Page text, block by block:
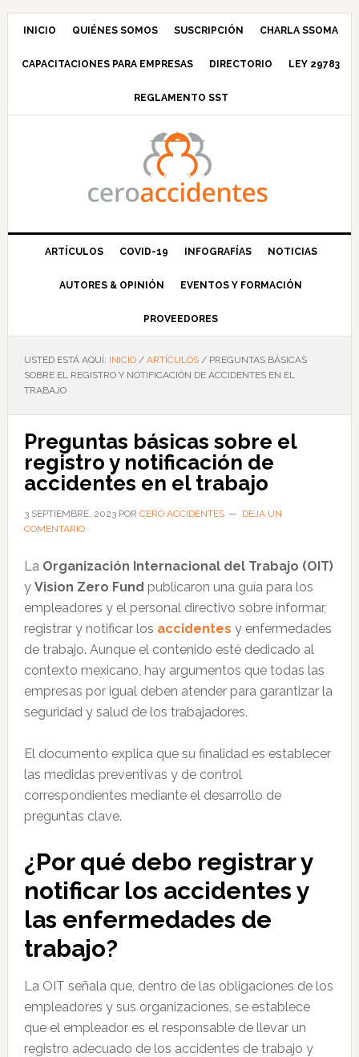
Saltar
navegación
Saltar
principal
Saltar
barra
principal
Saltar
INICIO QUIÉNES SOMOS SUSCRIPCIÓN CHARLA SSOMA
CAPACITACIONES PARA EMPRESAS DIRECTORIO LEY 29783
REGLAMENTO SST
ARTÍCULOS COVID-19 INFOGRAFÍAS NOTICIAS
AUTORES & OPINIÓN EVENTOS Y FORMACIÓN
PROVEEDORES
USTED ESTÁ AQUÍ: INICIO / ARTÍCULOS /PREGUNTAS BÁSICAS
SOBRE EL REGISTRO Y NOTIFICACIÓN DE ACCIDENTES EN EL
TRABAJO
Preguntas básicas sobre el
registro y notificación de
accidentes en el trabajo
3 SEPTIEMBRE, 2023POR CERO ACCIDENTES
DEJA UN
COMENTARIO
La Organización Internacional del Trabajo (OIT)
y Vision Zero Fund publicaron una guía para los
empleadores y el personal directivo sobre informar,
registrar y notificar los accidentes y enfermedades
de trabajo. Aunque el contenido esté dedicado al
contexto mexicano, hay argumentos que todas las
empresas por igual deben atender para garantizar la
seguridad y salud de los trabajadores.
El documento explica que su finalidad es establecer
las medidas preventivas y de control
correspondientes mediante el desarrollo de
preguntas clave.
¿Por qué debo registrar y
notificar los accidentes y
las enfermedades de
trabajo?
La OIT señala que, dentro de las obligaciones de los
empleadores y sus organizaciones, se establece
que el empleador es el responsable de llevar un
registro adecuado de los accidentes de trabajo y